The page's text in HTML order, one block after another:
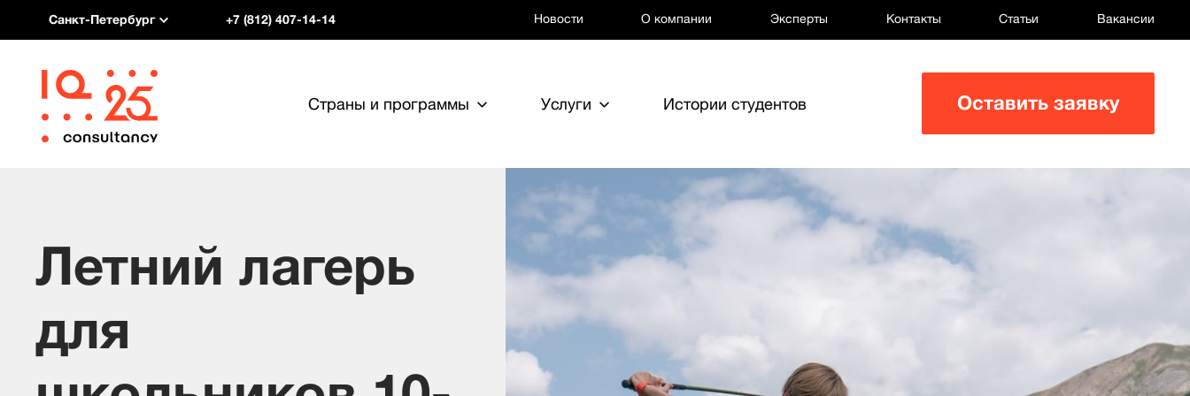
Санкт-Петербург +7 (812) 407-14-14 Новости О компании Эксперты Контакты Статьи Вакансии
Страны и программы Услуги Истории студентов Оставить заявку
Летний лагерь
для